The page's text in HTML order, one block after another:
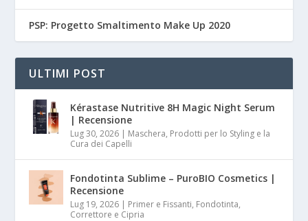
PSP: Progetto Smaltimento Make Up 2020
ULTIMI POST
Kérastase Nutritive 8H Magic Night Serum
| Recensione
Lug 30, 2026 | Maschera, Prodotti per lo Styling e la
Cura dei Capelli
Fondotinta Sublime – PuroBIO Cosmetics |
Recensione
Lug 19, 2026 | Primer e Fissanti, Fondotinta,
Correttore e Cipria